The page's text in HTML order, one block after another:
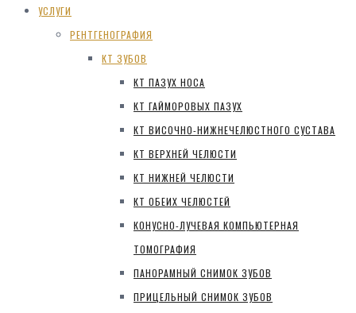
УСЛУГИ
РЕНТГЕНОГРАФИЯ
КТ ЗУБОВ
КТ ПАЗУХ НОСА
КТ ГАЙМОРОВЫХ ПАЗУХ
КТ ВИСОЧНО-НИЖНЕЧЕЛЮСТНОГО СУСТАВА
КТ ВЕРХНЕЙ ЧЕЛЮСТИ
КТ НИЖНЕЙ ЧЕЛЮСТИ
КТ ОБЕИХ ЧЕЛЮСТЕЙ
КОНУСНО-ЛУЧЕВАЯ КОМПЬЮТЕРНАЯ
ТОМОГРАФИЯ
ПАНОРАМНЫЙ СНИМОК ЗУБОВ
ПРИЦЕЛЬНЫЙ СНИМОК ЗУБОВ